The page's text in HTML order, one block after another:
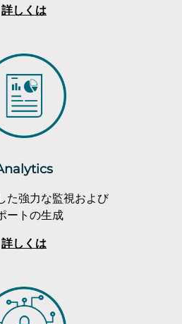
詳しくは
た強力な監視および
ートの生成
詳しくは